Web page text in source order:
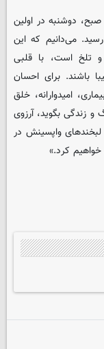
دوشنبه در اولین
می‌دانیم که این
تلخ است، با قلبی
باشند. برای احسان
امیدوارانه، خلق
زندگی بگوید، آرزوی
واپسینش در